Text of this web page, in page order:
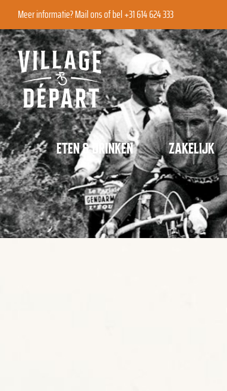
naar
inhoud
Meer informatie?Mail onsof bel +31 614 624 333
ETEN & DRINKEN ZAKELIJK